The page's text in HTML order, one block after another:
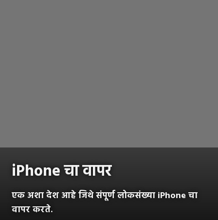
iPhone चा वापर
एक अशा देश आहे जिथे संपूर्ण लोकसंख्या iPhone चा
वापर करते.